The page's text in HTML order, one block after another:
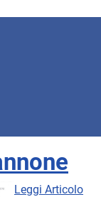
Leggi Articolo